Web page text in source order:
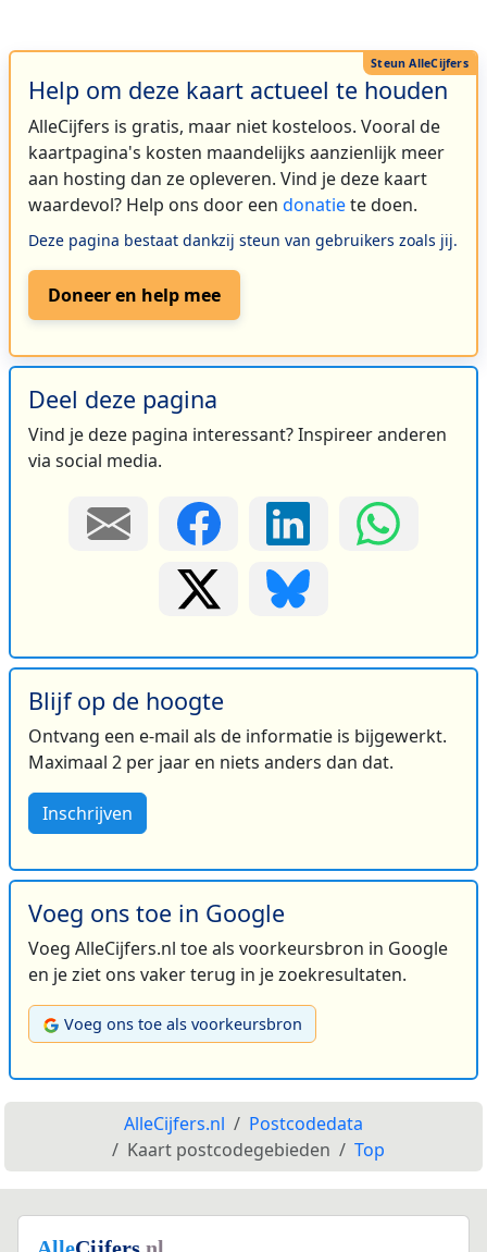
Help om deze kaart actueel te houden
AlleCijfers is gratis, maar niet kosteloos. Vooral de
kaartpagina's kosten maandelijks aanzienlijk meer
aan hosting dan ze opleveren. Vind je deze kaart
waardevol? Help ons door een donatiete doen.
Deze pagina bestaat dankzij steun van gebruikers zoals jij.
Doneer en help mee
Deel deze pagina
Vind je deze pagina interessant? Inspireer anderen
via social media.
Blijf op de hoogte
Ontvang een e-mail als de informatie is bijgewerkt.
Maximaal 2 per jaar en niets anders dan dat.
Inschrijven
Voeg ons toe in Google
Voeg AlleCijfers.nl toe als voorkeursbron in Google
en je ziet ons vaker terug in je zoekresultaten.
Voeg ons toe als voorkeursbron
AlleCijfers.nl
Postcodedata
Kaart postcodegebieden
Top